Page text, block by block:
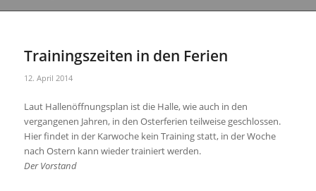
Trainingszeiten in den Ferien
12. April 2014
Laut Hallenöffnungsplan ist die Halle, wie auch in den
vergangenen Jahren, in den Osterferien teilweise geschlossen.
Hier findet in der Karwoche kein Training statt, in der Woche
nach Ostern kann wieder trainiert werden.
Der Vorstand